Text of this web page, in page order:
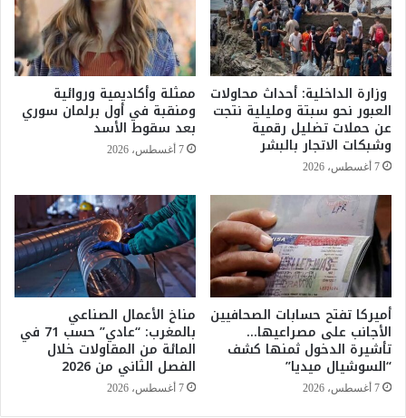
ت
ل
م
ك
ل
س
ي
ا
ة
ا
ل
ك
ل
ة
و
ط
ن
ي
ة
وزارة الداخلية: أحداث محاولات
العبور نحو سبتة ومليلية نتجت
عن حملات تضليل رقمية
وشبكات الاتجار بالبشر
7 أغسطس، 2026
ممثلة وأكاديمية وروائية
ومنقبة في أول برلمان سوري
بعد سقوط الأسد
7 أغسطس، 2026
أميركا تفتح حسابات الصحافيين
الأجانب على مصراعيها…
تأشيرة الدخول ثمنها كشف
“السوشيال ميديا”
7 أغسطس، 2026
مناخ الأعمال الصناعي
بالمغرب: “عادي” حسب 71 في
المائة من المقاولات خلال
الفصل الثاني من 2026
7 أغسطس، 2026